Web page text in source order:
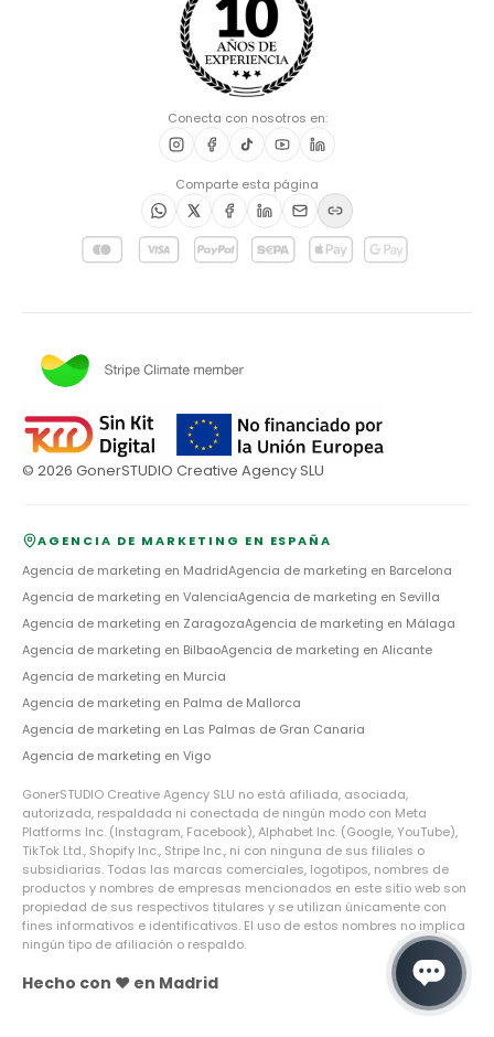
Conecta con nosotros en:
Comparte esta página
© 2026 GonerSTUDIO Creative Agency SLU
AGENCIA DE MARKETING EN ESPAÑA
Agencia de marketing en MadridAgencia de marketing en Barcelona
Agencia de marketing en ValenciaAgencia de marketing en Sevilla
Agencia de marketing en ZaragozaAgencia de marketing en Málaga
Agencia de marketing en BilbaoAgencia de marketing en Alicante
Agencia de marketing en Murcia
Agencia de marketing en Palma de Mallorca
Agencia de marketing en Las Palmas de Gran Canaria
Agencia de marketing en Vigo
GonerSTUDIO Creative Agency SLU no está afiliada, asociada,
autorizada, respaldada ni conectada de ningún modo con Meta
Platforms Inc. (Instagram, Facebook), Alphabet Inc. (Google, YouTube),
TikTok Ltd., Shopify Inc., Stripe Inc., ni con ninguna de sus filiales o
subsidiarias. Todas las marcas comerciales, logotipos, nombres de
productos y nombres de empresas mencionados en este sitio web son
propiedad de sus respectivos titulares y se utilizan únicamente con
fines informativos e identificativos. El uso de estos nombres no implica
ningún tipo de afiliación o respaldo.
Hecho con ❤️ en Madrid